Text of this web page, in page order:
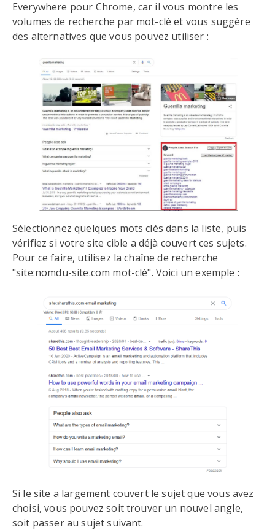
Everywhere pour Chrome, car il vous montre les
volumes de recherche par mot-clé et vous suggère
des alternatives que vous pouvez utiliser :
Sélectionnez quelques mots clés dans la liste, puis
vérifiez si votre site cible a déjà couvert ces sujets.
Pour ce faire, utilisez la chaîne de recherche
"site:nomdu-site.com mot-clé". Voici un exemple :
Si le site a largement couvert le sujet que vous avez
choisi, vous pouvez soit trouver un nouvel angle,
soit passer au sujet suivant.